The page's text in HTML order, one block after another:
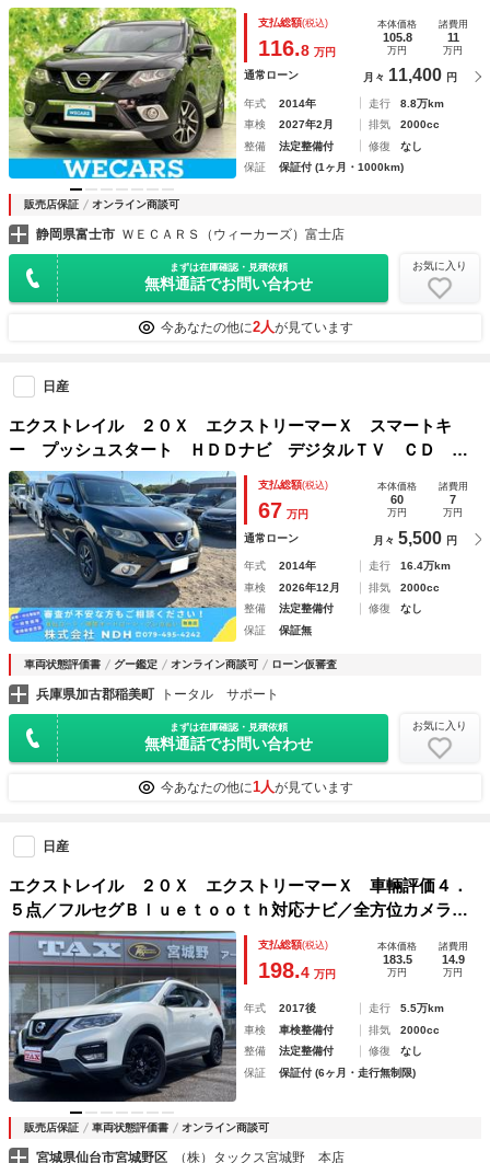
シートヒーター 前席／シート ハーフレザー／ヘッドラン
プ ＬＥＤ／Ｂｌｕｅｔｏｏｔｈ接続／ＥＴＣ／ＥＢＤ付ＡＢ
Ｓ／横滑り防止装置
支払総額(税込)
116.8 万円
本体価格
105.8
万円
諸費用
11
万円
通常ローン 月々 11,400 円
年式 2014年 走行
8.8万km
車検
2027年2月 排気
2000cc
整備
法定整備付 修復
なし
保証
保証付 (1ヶ月・1000km)
販売店保証 オンライン商談可
静岡県富士市 ＷＥＣＡＲＳ（ウィーカーズ）富士店
まずは在庫確認・見積依頼
無料通話でお問い合わせ
お気に入り
今あなたの他に2人が見ています
日産
エクストレイル ２０Ｘ エクストリーマーＸ スマートキ
ー プッシュスタート ＨＤＤナビ デジタルＴＶ ＣＤ Ｄ
ＶＤ バックモニター シートヒーター ＥＴＣ ドライブレ
コーダー 純正１７インチＡＷ
支払総額(税込)
67 万円
本体価格
60
万円
諸費用
7
万円
通常ローン 月々 5,500 円
年式 2014年 走行
16.4万km
車検
2026年12月 排気
2000cc
整備
法定整備付 修復
なし
保証
保証無
車両状態評価書 グー鑑定 オンライン商談可 ローン仮審査
兵庫県加古郡稲美町 トータル サポート
まずは在庫確認・見積依頼
無料通話でお問い合わせ
お気に入り
今あなたの他に1人が見ています
日産
エクストレイル ２０Ｘ エクストリーマーＸ 車輛評価４．
５点／フルセグＢｌｕｅｔｏｏｔｈ対応ナビ／全方位カメラ／
衝突軽減ブレーキ／パワーバックドア／切替４ＷＤ／ルーフレ
ール／デジタルインナーミラー／ＥＴＣ／ＬＥＤヘッドライト
支払総額(税込)
198.4 万円
本体価格
183.5
万円
諸費用
14.9
万円
年式 2017後 走行
5.5万km
車検
車検整備付 排気
2000cc
整備
法定整備付 修復
なし
保証
保証付 (6ヶ月・走行無制限)
販売店保証 車両状態評価書 オンライン商談可
宮城県仙台市宮城野区 （株）タックス宮城野 本店